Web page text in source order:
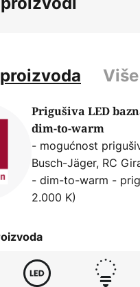
Prigušiva LED
dim-to-warm
- mogućnost
Busch-Jäger, RC
- dim-to-warm -
2.000 K)